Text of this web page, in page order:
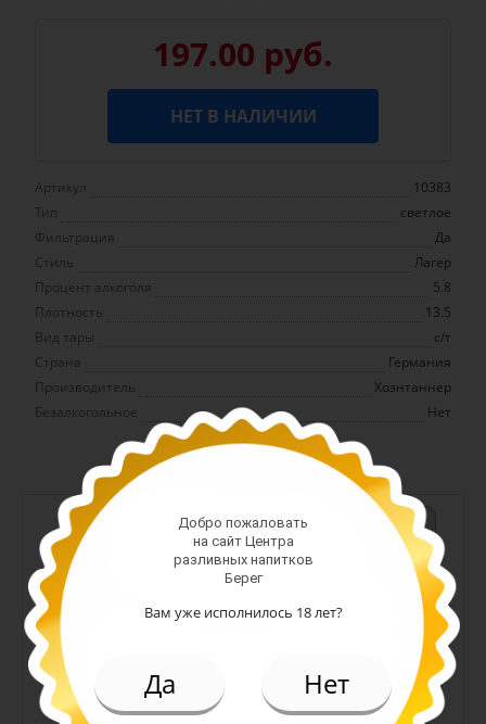
197.00 руб.
НЕТ В НАЛИЧИИ
Артикул
10383
Тип
светлое
Фильтрация
Да
Стиль
Лагер
Процент алкоголя
5.8
Плотность
13.5
Вид тары
с/т
Страна
Германия
Производитель
Хоэнтаннер
Безалкогольное
Нет
Арт. 10990
темное
Алк: 5%
Плотность: 11.6%
186.00 руб.
Добро пожаловать
на сайт Центра
разливных напитков
Берег
Вам уже исполнилось 18 лет?
Да Нет